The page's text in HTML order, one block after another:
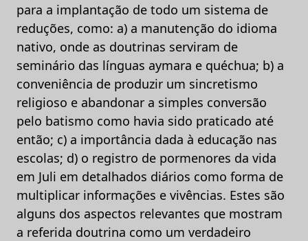
para a implantação de todo um sistema de
reduções, como: a) a manutenção do idioma
nativo, onde as doutrinas serviram de
seminário das línguas aymara e quéchua; b) a
conveniência de produzir um sincretismo
religioso e abandonar a simples conversão
pelo batismo como havia sido praticado até
então; c) a importância dada à educação nas
escolas; d) o registro de pormenores da vida
em Juli em detalhados diários como forma de
multiplicar informações e vivências. Estes são
alguns dos aspectos relevantes que mostram
a referida doutrina como um verdadeiro